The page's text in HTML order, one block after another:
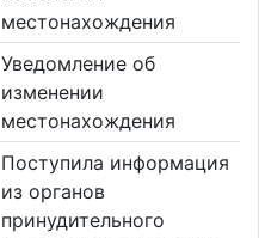
местонахождения
Уведомление об
изменении
местонахождения
Поступила информация
из органов
принудительного